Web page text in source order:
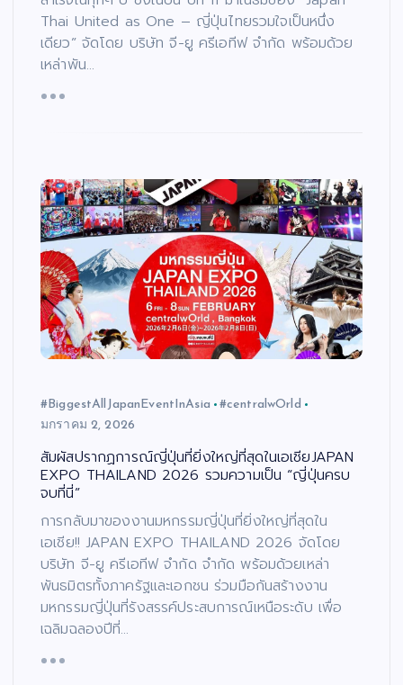
Thai United as One – ญี่ปุ่นไทยรวมใจเป็นหนึ่ง
เดียว” จัดโดย บริษัท จี-ยู ครีเอทีฟ จำกัด พร้อมด้วย
เหล่าพัน…
#BiggestAllJapanEventInAsia
#centralwOrld
มกราคม 2, 2026
สัมผัสปรากฏการณ์ญี่ปุ่นที่ยิ่งใหญ่ที่สุดในเอเชียJAPAN
EXPO THAILAND 2026 รวมความเป็น “ญี่ปุ่นครบ
จบที่นี่”
การกลับมาของงานมหกรรมญี่ปุ่นที่ยิ่งใหญ่ที่สุดใน
เอเชีย!! JAPAN EXPO THAILAND 2026 จัดโดย
บริษัท จี-ยู ครีเอทีฟ จำกัด จำกัด พร้อมด้วยเหล่า
พันธมิตรทั้งภาครัฐและเอกชน ร่วมมือกันสร้างงาน
มหกรรมญี่ปุ่นที่รังสรรค์ประสบการณ์เหนือระดับ เพื่อ
เฉลิมฉลองปีที่…